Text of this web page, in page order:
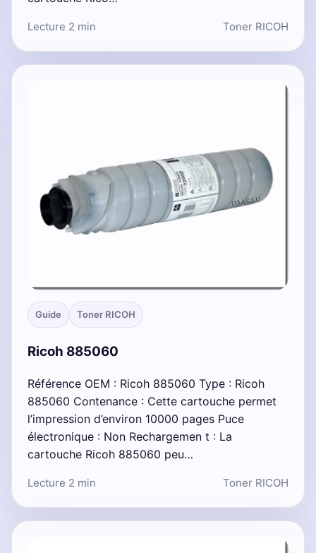
Lecture 2 min Toner RICOH
Guide Toner RICOH
Ricoh 885060
Référence OEM : Ricoh 885060 Type : Ricoh
885060 Contenance : Cette cartouche permet
l’impression d’environ 10000 pages Puce
électronique : Non Rechargemen t : La
cartouche Ricoh 885060 peu…
Lecture 2 min Toner RICOH